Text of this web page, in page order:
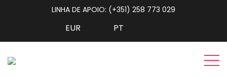
LINHA DE APOIO: (+351) 258 773 029